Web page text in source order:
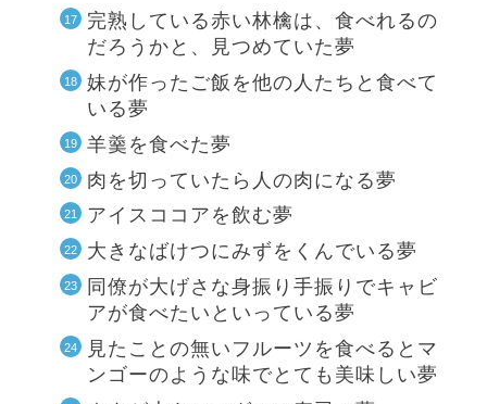
完熟している赤い林檎は、食べれるの
だろうかと、見つめていた夢
妹が作ったご飯を他の人たちと食べて
いる夢
羊羹を食べた夢
肉を切っていたら人の肉になる夢
アイスココアを飲む夢
大きなばけつにみずをくんでいる夢
同僚が大げさな身振り手振りでキャビ
アが食べたいといっている夢
見たことの無いフルーツを食べるとマ
ンゴーのような味でとても美味しい夢